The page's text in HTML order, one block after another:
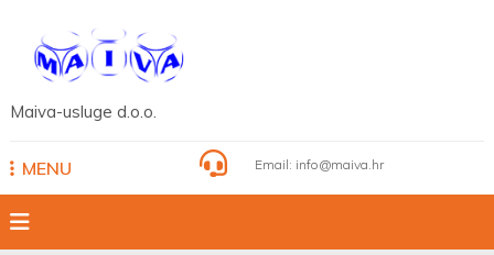
content
Maiva-usluge d.o.o.
MENU Email: info@maiva.hr